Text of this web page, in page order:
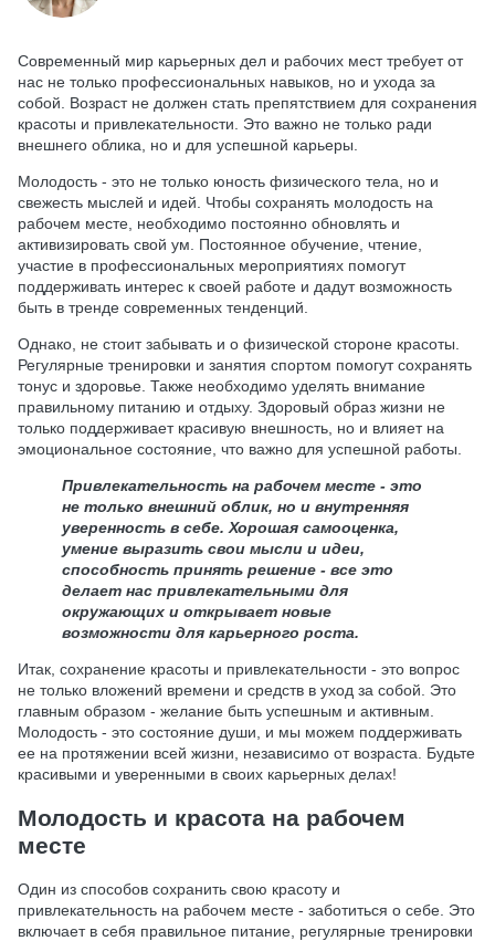
Современный мир карьерных дел и рабочих мест требует от
нас не только профессиональных навыков, но и ухода за
собой. Возраст не должен стать препятствием для сохранения
красоты и привлекательности. Это важно не только ради
внешнего облика, но и для успешной карьеры.
Молодость - это не только юность физического тела, но и
свежесть мыслей и идей. Чтобы сохранять молодость на
рабочем месте, необходимо постоянно обновлять и
активизировать свой ум. Постоянное обучение, чтение,
участие в профессиональных мероприятиях помогут
поддерживать интерес к своей работе и дадут возможность
быть в тренде современных тенденций.
Однако, не стоит забывать и о физической стороне красоты.
Регулярные тренировки и занятия спортом помогут сохранять
тонус и здоровье. Также необходимо уделять внимание
правильному питанию и отдыху. Здоровый образ жизни не
только поддерживает красивую внешность, но и влияет на
эмоциональное состояние, что важно для успешной работы.
Привлекательность на рабочем месте - это
не только внешний облик, но и внутренняя
уверенность в себе. Хорошая самооценка,
умение выразить свои мысли и идеи,
способность принять решение - все это
делает нас привлекательными для
окружающих и открывает новые
возможности для карьерного роста.
Итак, сохранение красоты и привлекательности - это вопрос
не только вложений времени и средств в уход за собой. Это
главным образом - желание быть успешным и активным.
Молодость - это состояние души, и мы можем поддерживать
ее на протяжении всей жизни, независимо от возраста. Будьте
красивыми и уверенными в своих карьерных делах!
Молодость и красота на рабочем
месте
Один из способов сохранить свою красоту и
привлекательность на рабочем месте - заботиться о себе. Это
включает в себя правильное питание, регулярные тренировки